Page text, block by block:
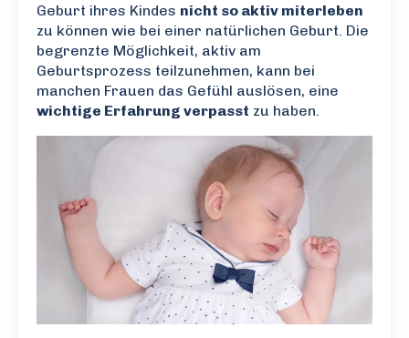
Geburt ihres Kindes nicht so aktiv miterleben
zu können wie bei einer natürlichen Geburt. Die
begrenzte Möglichkeit, aktiv am
Geburtsprozess teilzunehmen, kann bei
manchen Frauen das Gefühl auslösen, eine
wichtige Erfahrung verpasst zu haben.